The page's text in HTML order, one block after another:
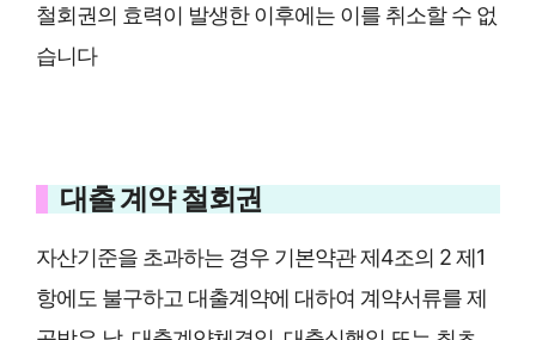
철회권의 효력이 발생한 이후에는 이를 취소할 수 없
습니다
대출 계약 철회권
자산기준을 초과하는 경우 기본약관 제4조의 2 제1
항에도 불구하고 대출계약에 대하여 계약서류를 제